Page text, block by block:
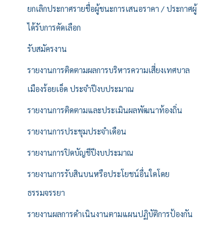
ยกเลิกประกาศรายชื่อผู้ชนะการเสนอราคา / ประกาศผู้
ได้รับการคัดเลือก
รับสมัครงาน
รายงานการติดตามผลการบริหารความเสี่ยงเทศบาล
เมืองร้อยเอ็ด ประจำปีงบประมาณ
รายงานการติดตามและประเมินผลพัฒนาท้องถิ่น
รายงานการประชุมประจำเดือน
รายงานการปิดบัญชีปีงบประมาณ
รายงานการรับสินบนหรือประโยชน์อื่นใดโดย
ธรรมจรรยา
รายงานผลการดำเนินงานตามแผนปฏิบัติการป้องกัน